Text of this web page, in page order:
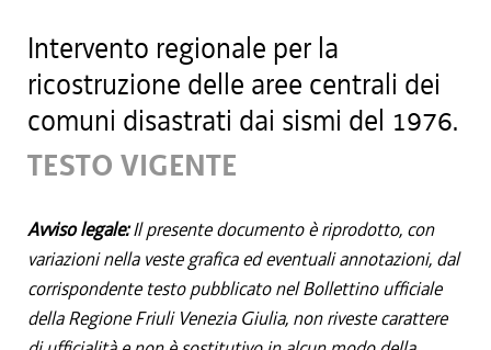
Intervento regionale per la
ricostruzione delle aree centrali dei
comuni disastrati dai sismi del 1976.
TESTO VIGENTE
Avviso legale:Il presente documento è riprodotto, con
variazioni nella veste grafica ed eventuali annotazioni, dal
corrispondente testo pubblicato nel Bollettino ufficiale
della Regione Friuli Venezia Giulia, non riveste carattere